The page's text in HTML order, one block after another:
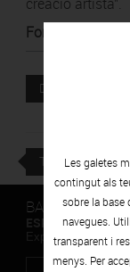
Font
DESCARREGAR
TORNAR
BARCELONA
ESPAIS VOLART
Exposicions
Les galetes
contingut als
sobre la base
navegues.
transparent i
menys. Per